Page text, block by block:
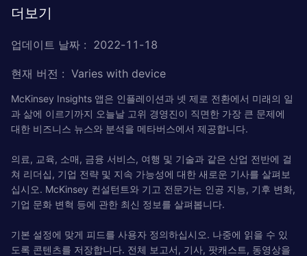
더보기
업데이트 날짜 : 2022-11-18
현재 버전 : Varies with device
McKinsey Insights 앱은 인플레이션과 넷 제로 전환에서 미래의 일
과 삶에 이르기까지 오늘날 고위 경영진이 직면한 가장 큰 문제에
대한 비즈니스 뉴스와 분석을 메타버스에서 제공합니다.
의료, 교육, 소매, 금융 서비스, 여행 및 기술과 같은 산업 전반에 걸
쳐 리더십, 기업 전략 및 지속 가능성에 대한 새로운 기사를 살펴보
십시오. McKinsey 컨설턴트와 기고 전문가는 인공 지능, 기후 변화,
기업 문화 변혁 등에 관한 최신 정보를 살펴봅니다.
기본 설정에 맞게 피드를 사용자 정의하십시오. 나중에 읽을 수 있
도록 콘텐츠를 저장합니다. 전체 보고서, 기사, 팟캐스트, 동영상을